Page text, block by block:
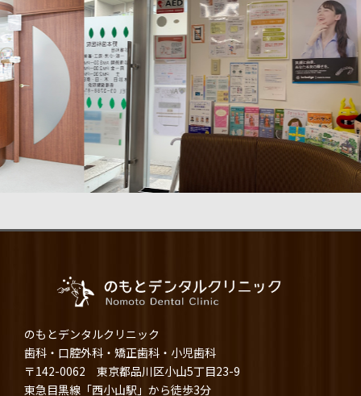
のもとデンタルクリニック
歯科・口腔外科・矯正歯科・小児歯科
〒142-0062 東京都品川区小山5丁目23-9
東急目黒線「西小山駅」から徒歩3分